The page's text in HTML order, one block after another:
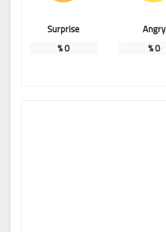
Angry
0
%
Surprise
0
%